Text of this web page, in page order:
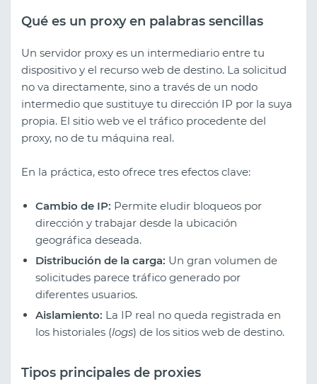
Qué es un proxy en palabras sencillas
Un servidor proxy es un intermediario entre tu
dispositivo y el recurso web de destino. La solicitud
no va directamente, sino a través de un nodo
intermedio que sustituye tu dirección IP por la suya
propia. El sitio web ve el tráfico procedente del
proxy, no de tu máquina real.
En la práctica, esto ofrece tres efectos clave:
Cambio de IP: Permite eludir bloqueos por
dirección y trabajar desde la ubicación
geográfica deseada.
Distribución de la carga: Un gran volumen de
solicitudes parece tráfico generado por
diferentes usuarios.
Aislamiento: La IP real no queda registrada en
los historiales (logs) de los sitios web de destino.
Tipos principales de proxies